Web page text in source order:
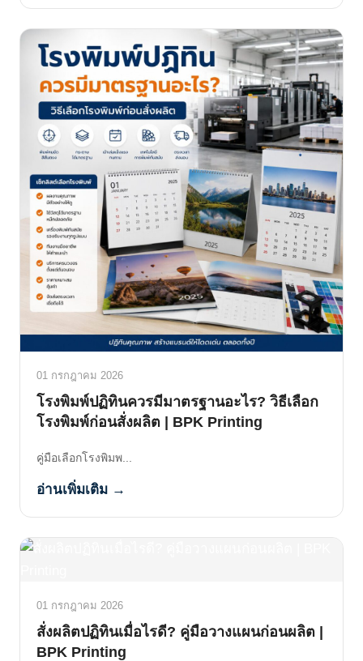
01 กรกฎาคม 2026
โรงพิมพ์ปฏิทินควรมีมาตรฐานอะไร? วิธีเลือก
โรงพิมพ์ก่อนสั่งผลิต | BPK Printing
คู่มือเลือกโรงพิมพ...
อ่านเพิ่มเติม →
01 กรกฎาคม 2026
สั่งผลิตปฏิทินเมื่อไรดี? คู่มือวางแผนก่อนผลิต |
BPK Printing